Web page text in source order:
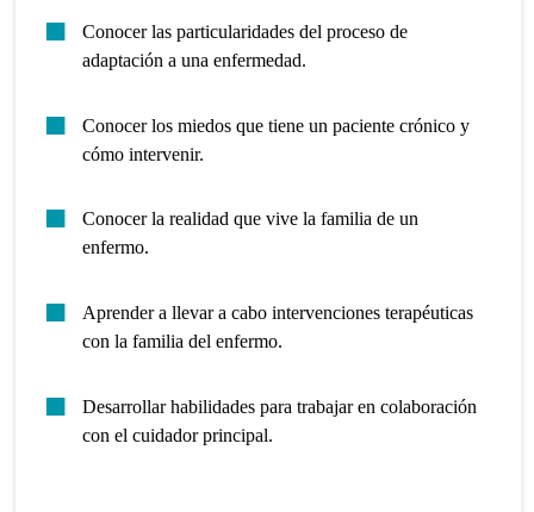
Conocer las particularidades del proceso de
adaptación a una enfermedad.
Conocer los miedos que tiene un paciente crónico y
cómo intervenir.
Conocer la realidad que vive la familia de un
enfermo.
Aprender a llevar a cabo intervenciones terapéuticas
con la familia del enfermo.
Desarrollar habilidades para trabajar en colaboración
con el cuidador principal.